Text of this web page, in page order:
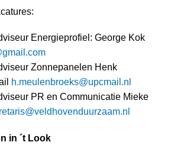
Energieprofiel: George Kok
Zonnepanelen Henk
h.meulenbroeks@upcmail.nl
PR en Communicatie Mieke
in ´t Look